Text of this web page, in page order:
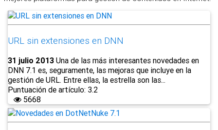
URL sin extensiones en DNN
31 julio 2013 Una de las más interesantes novedades en
DNN 7.1 es, seguramente, las mejoras que incluye en la
gestión de URL. Entre ellas, la estrella son las...
Puntuación de artículo: 3.2
5668